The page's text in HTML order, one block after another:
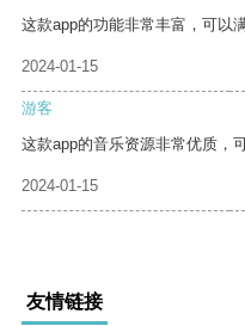
这款app的功能非常丰富，可以
2024-01-15
游客
这款app的音乐资源非常优质，
2024-01-15
友情链接